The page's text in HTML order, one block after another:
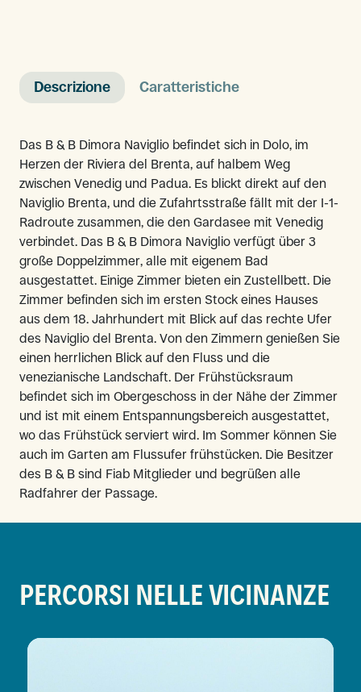
Descrizione Caratteristiche
Das B & B Dimora Naviglio befindet sich in Dolo, im
Herzen der Riviera del Brenta, auf halbem Weg
zwischen Venedig und Padua. Es blickt direkt auf den
Naviglio Brenta, und die Zufahrtsstraße fällt mit der I-1-
Radroute zusammen, die den Gardasee mit Venedig
verbindet. Das B & B Dimora Naviglio verfügt über 3
große Doppelzimmer, alle mit eigenem Bad
ausgestattet. Einige Zimmer bieten ein Zustellbett. Die
Zimmer befinden sich im ersten Stock eines Hauses
aus dem 18. Jahrhundert mit Blick auf das rechte Ufer
des Naviglio del Brenta. Von den Zimmern genießen Sie
einen herrlichen Blick auf den Fluss und die
venezianische Landschaft. Der Frühstücksraum
befindet sich im Obergeschoss in der Nähe der Zimmer
und ist mit einem Entspannungsbereich ausgestattet,
wo das Frühstück serviert wird. Im Sommer können Sie
auch im Garten am Flussufer frühstücken. Die Besitzer
des B & B sind Fiab Mitglieder und begrüßen alle
Radfahrer der Passage.
PERCORSI NELLE VICINANZE